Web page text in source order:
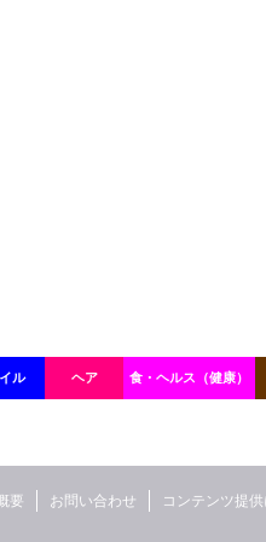
ル ヘア 食・ヘルス（健康）
コンテンツ提
お問い合わせ
要